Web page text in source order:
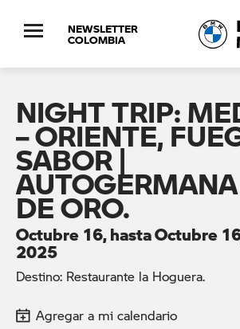
NEWSLETTER
COLOMBIA
NIGHT TRIP:
– ORIENTE,
SABOR |
DE ORO.
Octubre 16, hasta Octubre
2025
Destino: Restaurante la Hoguera.
Agregar a mi calendario